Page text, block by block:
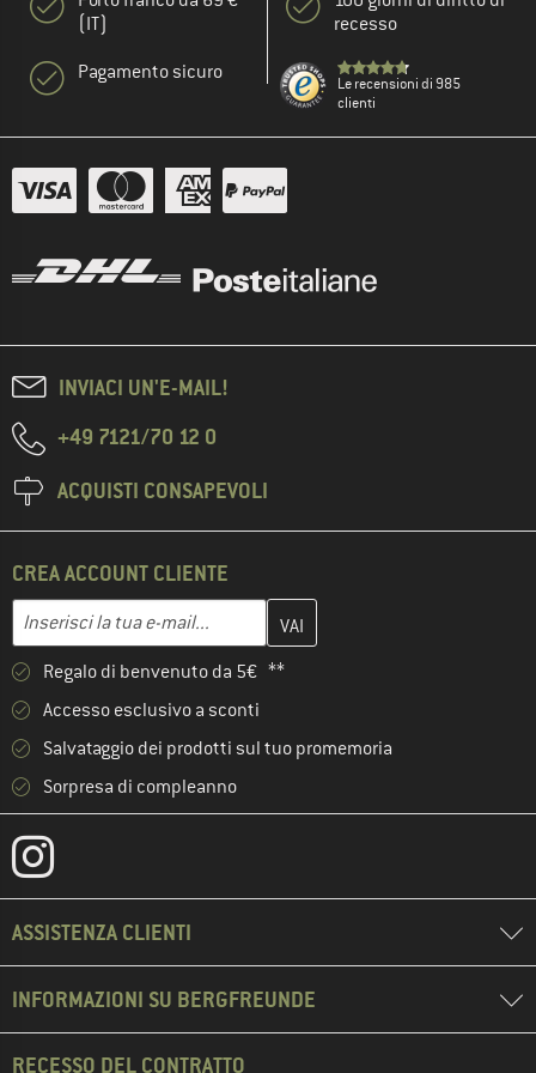
(IT)
Pagamento sicuro
recesso
Le recensioni di 985
clienti
INVIACI UN'E-MAIL!
+49 7121/70 12 0
ACQUISTI CONSAPEVOLI
CREA ACCOUNT CLIENTE
Indirizzo e-mail
Inserisci qui il tuo indirizzo e-mail e crea il tuo account cliente
Regalo di benvenuto da 5€ **
Accesso esclusivo a sconti
Salvataggio dei prodotti sul tuo promemoria
Sorpresa di compleanno
ASSISTENZA CLIENTI
INFORMAZIONI SU BERGFREUNDE
RECESSO DEL CONTRATTO